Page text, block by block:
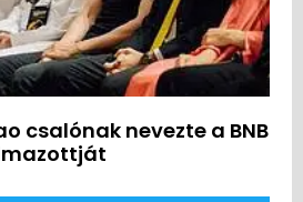
csalónak nevezte a BNB